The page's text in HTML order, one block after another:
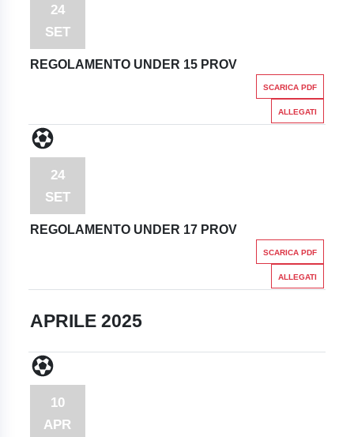
24
SET
REGOLAMENTO UNDER 15 PROV
SCARICA PDF
ALLEGATI
24
SET
REGOLAMENTO UNDER 17 PROV
SCARICA PDF
ALLEGATI
APRILE 2025
10
APR